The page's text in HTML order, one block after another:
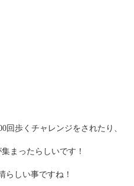
回歩くチャレンジをされたり、
まったらしいです！
らしい事ですね！